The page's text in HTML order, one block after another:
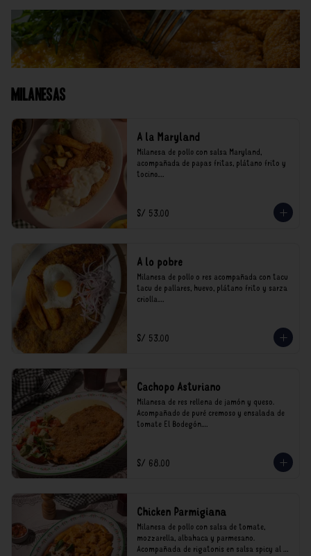
Milanesas
A la Maryland
Milanesa de pollo con salsa Maryland,
acompañada de papas fritas, plátano frito y
tocino.
incluyen impuestos de ley y recargo al
consumo.
S/ 53.00
A lo pobre
Milanesa de pollo o res acompañada con tacu
tacu de pallares, huevo, plátano frito y sarza
criolla.
incluyen impuestos de ley y recargo al
consumo.
S/ 53.00
Cachopo Asturiano
Milanesa de res rellena de jamón y queso.
Acompañado de puré cremoso y ensalada de
tomate El Bodegón.
incluyen impuestos de ley y recargo al
consumo.
S/ 68.00
Chicken Parmigiana
Milanesa de pollo con salsa de tomate,
mozzarella, albahaca y parmesano.
Acompañada de rigatonis en salsa spicy al